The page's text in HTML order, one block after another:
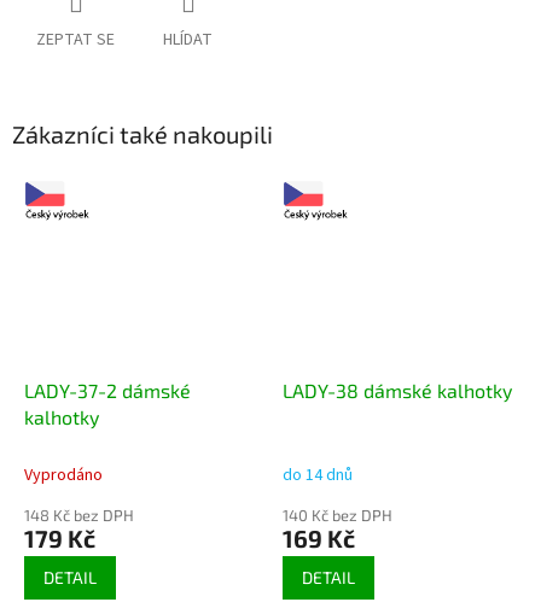
ZEPTAT SE HLÍDAT
Zákazníci také nakoupili
LADY-37-2 dámské
kalhotky
Vyprodáno
148 Kč bez DPH
179 Kč
DETAIL
LADY-38 dámské kalhotky
do 14 dnů
140 Kč bez DPH
169 Kč
DETAIL